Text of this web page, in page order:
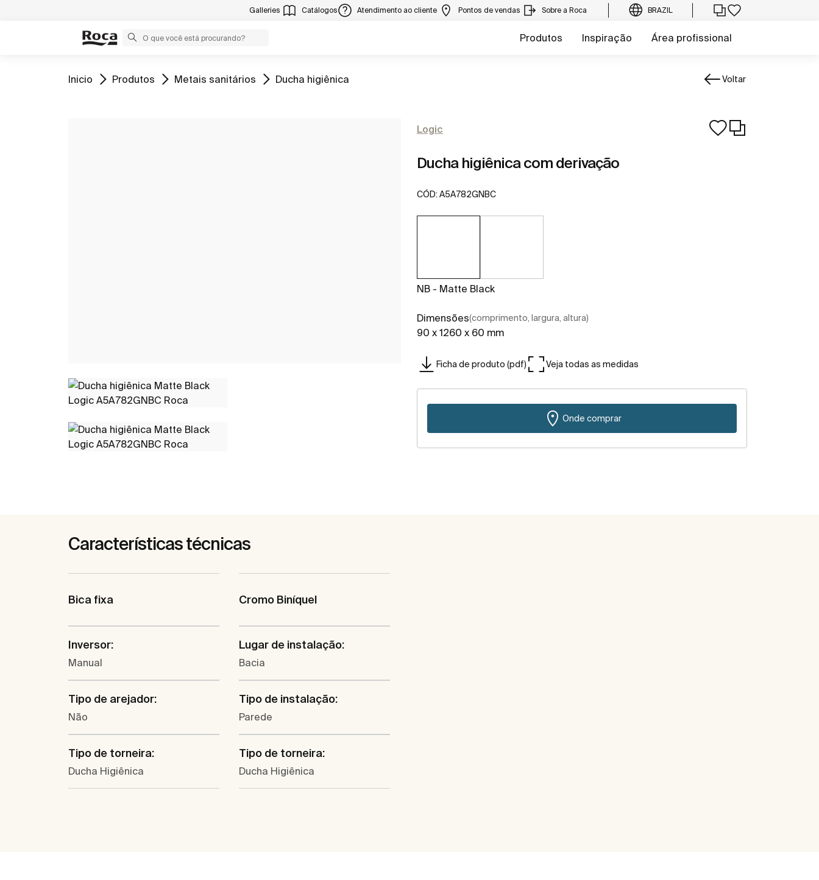
Galleries Catálogos Atendimento ao cliente Pontos de vendas Sobre a Roca BRAZIL
Produtos Inspiração Área profissional
Ir para
Inicio Ir para
Produtos Ir para
Metais sanitários Ir para
Ducha higiênica Voltar
Logic
Ducha higiênica com derivação
CÓD: A5A782GNBC
NB - Matte Black
Dimensões(comprimento, largura, altura)
90 x 1260 x 60 mm
Ficha de produto (pdf) Veja todas as medidas
Onde comprar
Características técnicas
Bica fixa Cromo Biníquel
Inversor:
Manual
Lugar de instalação:
Bacia
Tipo de arejador:
Não
Tipo de instalação:
Parede
Tipo de torneira:
Ducha Higiênica
Tipo de torneira:
Ducha Higiênica